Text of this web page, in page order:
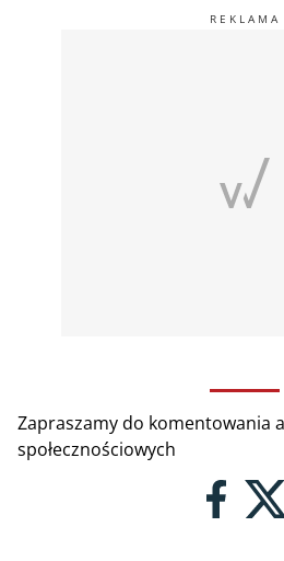
Zapraszamy do komentowania
społecznościowych